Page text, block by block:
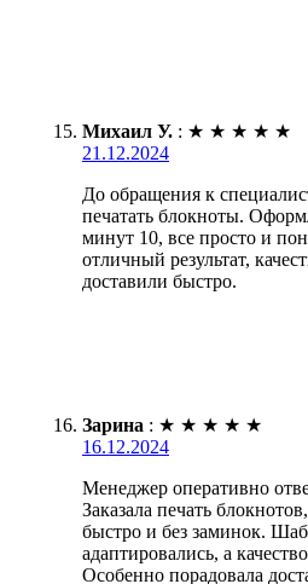
Михаил У. : ★ ★ ★ ★ ★
21.12.2024
До обращения к
печатать блокноты.
минут 10, все просто и
отличный результат,
доставили быстро.
Зарина : ★ ★ ★ ★ ★
16.12.2024
Менеджер оперативно
Заказала печать
быстро и без заминок.
адаптировались, а
Особенно порадовала